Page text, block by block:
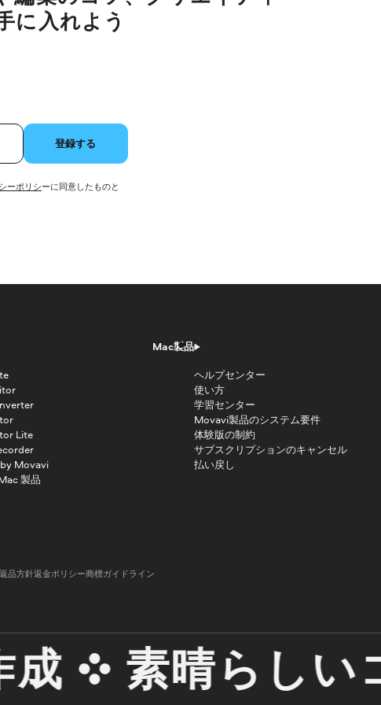
に入れよう
登録する
ーポリシーに同意したものと
Mac製品
Lite
Movavi
製品
ヘルプセンター
使い方
学習センター
Movavi製品のシステム要件
体験版の制約
サブスクリプションのキャンセル
払い戻し
品方針返金ポリシー商標ガイドライン
素晴らしいコ